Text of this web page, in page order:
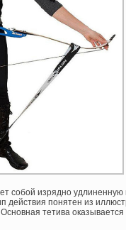
собой изрядно
действия понятен из
тетива